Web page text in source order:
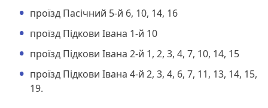
проїзд Пасічний 5-й 6, 10, 14, 16
проїзд Підкови Івана 1-й 10
проїзд Підкови Івана 2-й 1, 2, 3, 4, 7, 10, 14, 15
проїзд Підкови Івана 4-й 2, 3, 4, 6, 7, 11, 13, 14, 15,
19.